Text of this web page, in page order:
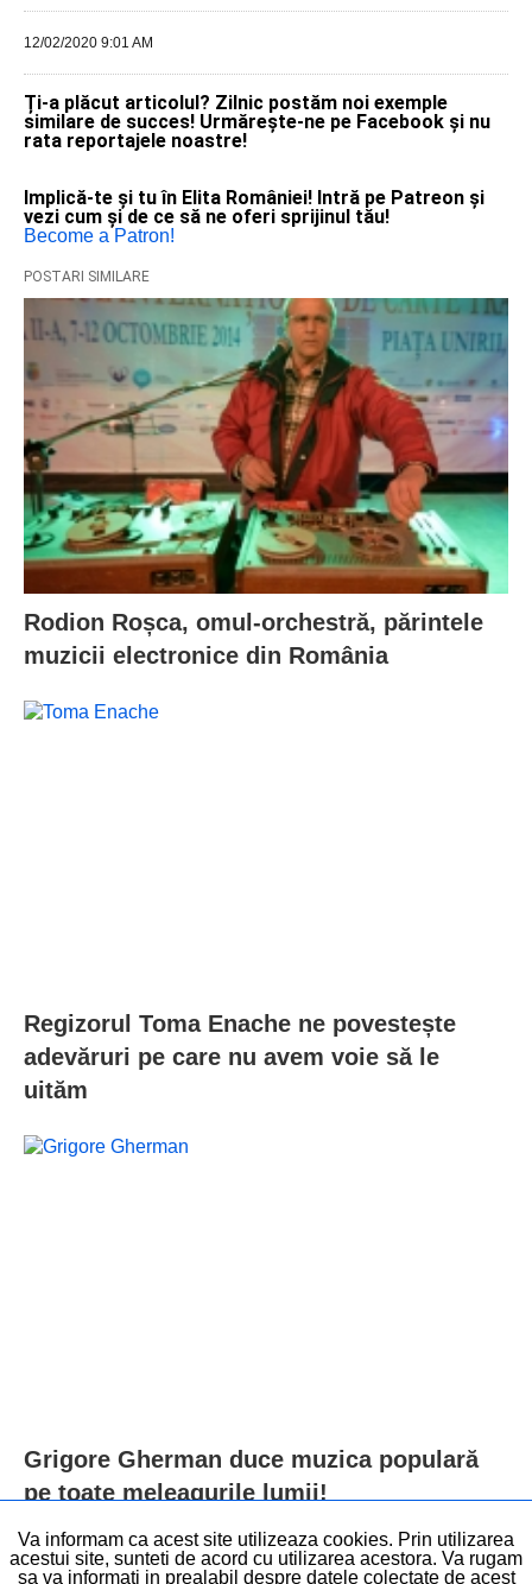
12/02/2020 9:01 AM
Ți-a plăcut articolul? Zilnic postăm noi exemple
similare de succes! Urmărește-ne pe Facebook și nu
rata reportajele noastre!
Implică-te și tu în Elita României! Intră pe Patreon și
vezi cum și de ce să ne oferi sprijinul tău!
Become a Patron!
POSTARI SIMILARE
Rodion Roșca, omul-orchestră, părintele
muzicii electronice din România
Regizorul Toma Enache ne povestește
adevăruri pe care nu avem voie să le
uităm
Grigore Gherman duce muzica populară
pe toate meleagurile lumii!
Va informam ca acest site utilizeaza cookies. Prin utilizarea
acestui site, sunteti de acord cu utilizarea acestora. Va rugam
sa va informati in prealabil despre datele colectate de acest